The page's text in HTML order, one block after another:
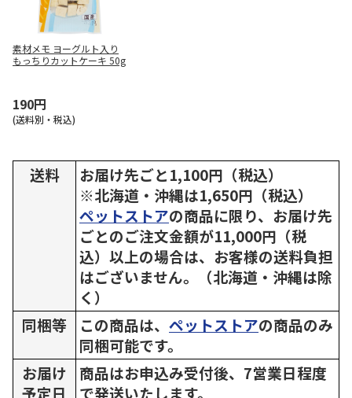
素材メモ ヨーグルト入り
もっちりカットケーキ 50g
190円
(送料別・税込)
送料
お届け先ごと1,100円（税込）
※北海道・沖縄は1,650円（税込）
ペットストアの商品に限り、お届け先
ごとのご注文金額が11,000円（税
込）以上の場合は、お客様の送料負担
はございません。（北海道・沖縄は除
く）
同梱等
この商品は、 ペットストアの商品のみ
同梱可能です。
お届け
予定日
商品はお申込み受付後、7営業日程度
で発送いたします。